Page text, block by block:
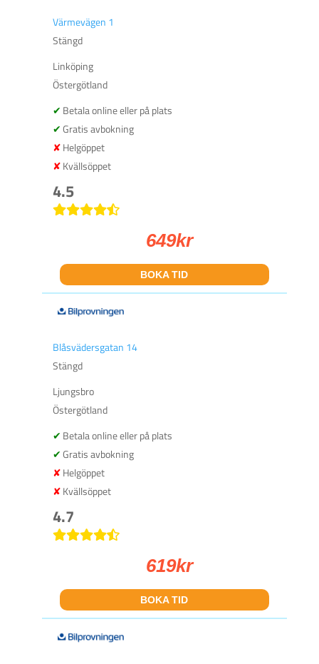
Värmevägen 1
Stängd
Linköping
Östergötland
Betala online eller på plats
Gratis avbokning
Helgöppet
Kvällsöppet
4.5
649kr
BOKA TID
Blåsvädersgatan 14
Stängd
Ljungsbro
Östergötland
Betala online eller på plats
Gratis avbokning
Helgöppet
Kvällsöppet
4.7
619kr
BOKA TID